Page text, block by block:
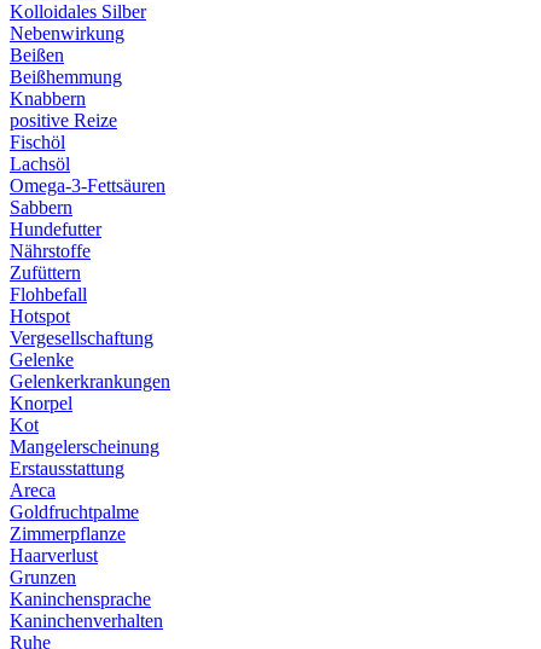
Kolloidales Silber
Nebenwirkung
Beißen
Beißhemmung
Knabbern
positive Reize
Fischöl
Lachsöl
Omega-3-Fettsäuren
Sabbern
Hundefutter
Nährstoffe
Zufüttern
Flohbefall
Hotspot
Vergesellschaftung
Gelenke
Gelenkerkrankungen
Knorpel
Kot
Mangelerscheinung
Erstausstattung
Areca
Goldfruchtpalme
Zimmerpflanze
Haarverlust
Grunzen
Kaninchensprache
Kaninchenverhalten
Ruhe